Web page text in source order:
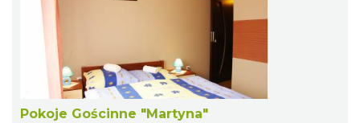
Pokoje Gościnne "Martyna"